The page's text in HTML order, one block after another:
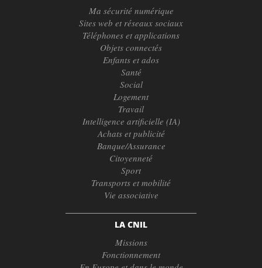
Ma sécurité numérique
Sites web et réseaux sociaux
Téléphones et applications
Objets connectés
Enfants et ados
Santé
Social
Logement
Travail
Intelligence artificielle (IA)
Achats et publicité
Banque/Assurance
Citoyenneté
Sport
Transports et mobilité
Vie associative
LA CNIL
Missions
Fonctionnement